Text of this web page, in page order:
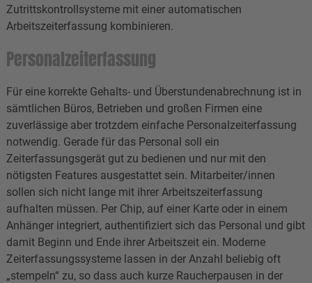
Zutrittskontrollsysteme mit einer automatischen
Arbeitszeiterfassung kombinieren.
Personalzeiterfassung
Für eine korrekte Gehalts- und Überstundenabrechnung ist in
sämtlichen Büros, Betrieben und großen Firmen eine
zuverlässige aber trotzdem einfache Personalzeiterfassung
notwendig. Gerade für das Personal soll ein
Zeiterfassungsgerät gut zu bedienen und nur mit den
nötigsten Features ausgestattet sein. Mitarbeiter/innen
sollen sich nicht lange mit ihrer Arbeitszeiterfassung
aufhalten müssen. Per Chip, auf einer Karte oder in einem
Anhänger integriert, authentifiziert sich das Personal und gibt
damit Beginn und Ende ihrer Arbeitszeit ein. Moderne
Zeiterfassungssysteme lassen in der Anzahl beliebig oft
„stempeln“ zu, so dass auch kurze Raucherpausen in der